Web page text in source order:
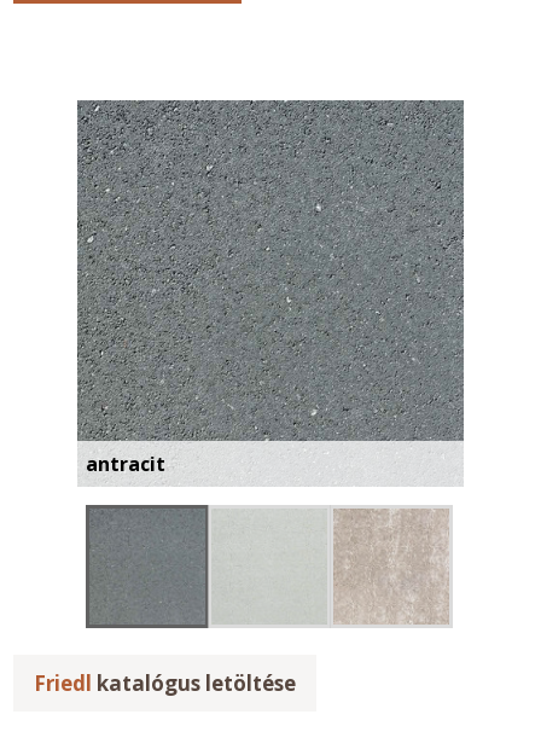
antracit
Friedl katalógus letöltése